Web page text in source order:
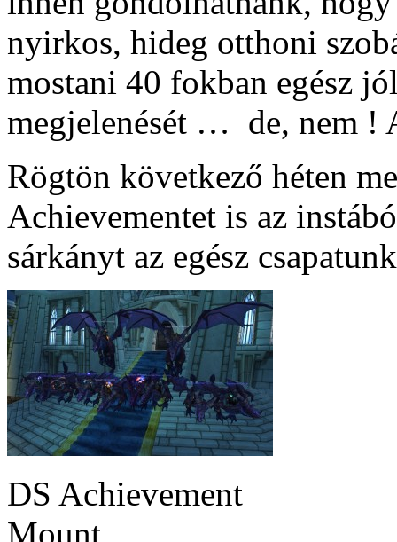
nyirkos, hideg otthoni
mostani 40 fokban egész
megjelenését … de, nem !
Rögtön következő héten
Achievementet is az
sárkányt az egész
DS Achievement
Mount